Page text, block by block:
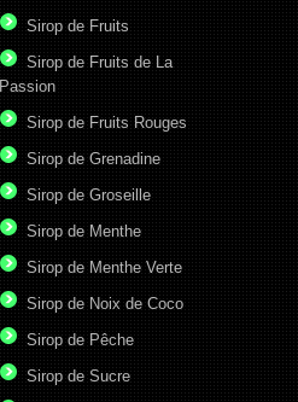
Sirop de Fruits
Sirop de Fruits de La
Passion
Sirop de Fruits Rouges
Sirop de Grenadine
Sirop de Groseille
Sirop de Menthe
Sirop de Menthe Verte
Sirop de Noix de Coco
Sirop de Pêche
Sirop de Sucre